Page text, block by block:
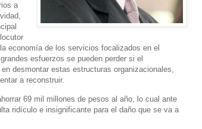
a
economía de los servicios focalizados en el
esfuerzos se pueden perder si el
desmontar estas estructuras organizacionales,
a reconstruir.
69 mil millones de pesos al año, lo cual ante
ridículo e insignificante para el daño que se va a